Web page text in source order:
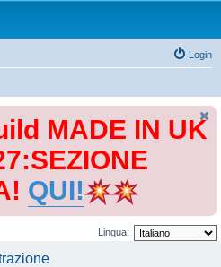
Login
MADE IN UK
QUI!
Lingua: